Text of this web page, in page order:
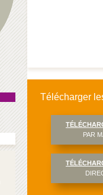
Télécharger
PAR